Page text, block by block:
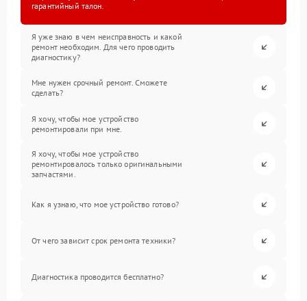
гарантийный талон.
Я уже знаю в чем неисправность и какой
ремонт необходим. Для чего проводить
диагностику?
Мне нужен срочный ремонт. Сможете
сделать?
Я хочу, чтобы мое устройство
ремонтировали при мне.
Я хочу, чтобы мое устройство
ремонтировалось только оригинальными
запчастями.
Как я узнаю, что мое устройство готово?
От чего зависит срок ремонта техники?
Диагностика проводится бесплатно?